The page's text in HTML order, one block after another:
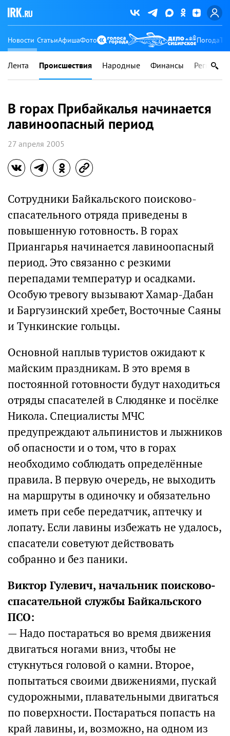
Новости СтатьиАфишаФото Погода
Лента Происшествия Народные Финансы Регионы
В горах Прибайкалья начинается
лавиноопасный период
27 апреля 2005
Сотрудники Байкальского поисково-
спасательного отряда приведены в
повышенную готовность. В горах
Приангарья начинается лавиноопасный
период. Это связанно с резкими
перепадами температур и осадками.
Особую тревогу вызывают Хамар-Дабан
и Баргузинский хребет, Восточные Саяны
и Тункинские гольцы.
Основной наплыв туристов ожидают к
майским праздникам. В это время в
постоянной готовности будут находиться
отряды спасателей в Слюдянке и посёлке
Никола. Специалисты МЧС
предупреждают альпинистов и лыжников
об опасности и о том, что в горах
необходимо соблюдать определённые
правила. В первую очередь, не выходить
на маршруты в одиночку и обязательно
иметь при себе передатчик, аптечку и
лопату. Если лавины избежать не удалось,
спасатели советуют действовать
собранно и без паники.
Виктор Гулевич, начальник поисково-
спасательной службы Байкальского
ПСО:
— Надо постараться во время движения
двигаться ногами вниз, чтобы не
стукнуться головой о камни. Второе,
попытаться своими движениями, пускай
судорожными, плавательными двигаться
по поверхности. Постараться попасть на
край лавины, и, возможно, на одном из